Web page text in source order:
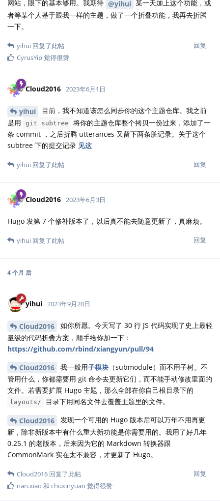
网站，眼下的基本够用。我期待 @yihui 某一天加上这个功能，或
者等某个人基于跟我一样的主题，做了一个折叠功能，我再去折腾
一下。
回复
yihui 回复了此帖
CyrusYip觉得很赞
Cloud2016 2023年6月1日
yihui
目前，我不知道该怎么同步你的这个主题仓库。我之前
是用
git subtree
将你的主题仓库整个拷贝一份过来，添加了一
条 commit ，之后折腾 utterances 又留下两条脏记录。关于这个
subtree 下的提交记录 见这
回复
yihui 回复了此帖
Cloud2016 2023年6月3日
Hugo 发第 7 个修补版本了，以后真不能去随意更新了，真麻烦。
回复
yihui 回复了此帖
4 个月 后
yihui 2023年9月20日
Cloud2016
如你所愿。今天写了 30 行 JS 代码实现了史上最轻
量级的代码折叠方案，顺手给你加一下：
https://github.com/rbind/xiangyun/pull/94
Cloud2016 我一般用子模块 （submodule）而不用子树。不
管用什么，你都需要用 git 命令去更新它们，而不能手动修改里面的
文件。若需要扩展 Hugo 主题，那么全部在你自己根目录下的
layouts/ 目录下用同名文件去覆盖主题里的文件。
Cloud2016
发现一个可用的 Hugo 版本后可以万年不用再更
新，除非新版本中有什么重大新功能是你需要用的。我用了好几年
0.25.1 的老版本，后来因为它的 Markdown 转换器跟
CommonMark 实在太不兼容，才更新了 Hugo。
回复
Cloud2016 回复了此帖
nan.xiao 和 chuxinyuan 觉得很赞